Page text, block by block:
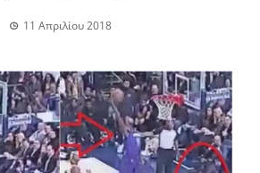
11 Απριλίου 2018